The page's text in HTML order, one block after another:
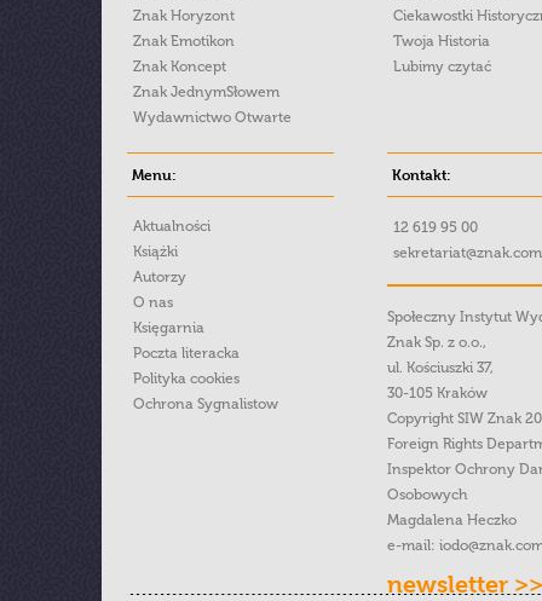
Znak Horyzont
Znak Emotikon
Znak Koncept
Znak JednymSłowem
Wydawnictwo Otwarte
Ciekawostki
Twoja Historia
Lubimy czytać
Menu:
Aktualności
Książki
Autorzy
O nas
Księgarnia
Poczta literacka
Polityka cookies
Ochrona Sygnalistow
Kontakt:
12 619 95 00
Społeczny Instytut
Znak Sp. z o.o.,
ul. Kościuszki 37,
30-105 Kraków
Copyright SIW Znak
Foreign Rights
Inspektor Ochrony
Osobowych
Magdalena Heczko
e-mail:
newsletter >>